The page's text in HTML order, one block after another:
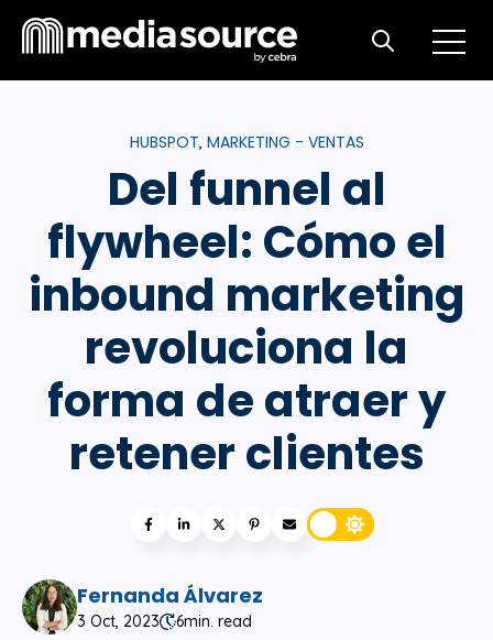
Open
Open search
HUBSPOT, MARKETING - VENTAS
Del funnel al
flywheel: Cómo el
inbound marketing
revoluciona la
forma de atraer y
retener clientes
Fernanda Álvarez
3 Oct, 2023 6min. read